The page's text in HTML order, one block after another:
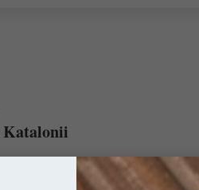
Katalonii
jednym z miejsc akcji powieści
Ziemi” Andrésa Vidala. Utrzymana